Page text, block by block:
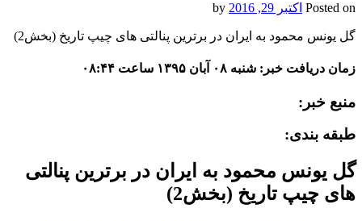
Posted on اکتبر 29, 2016
گل یونس محمود به ایران در برترین پنالتی های چیپ تاریخ (بخش2)
زمان دریافت خبر: شنبه ۰۸ آبان ۱۳۹۵ ساعت ۰۸:۴۴
منبع خبر:
طبقه بندی:
گل یونس محمود به ایران در برترین پنالتی
های چیپ تاریخ (بخش2)